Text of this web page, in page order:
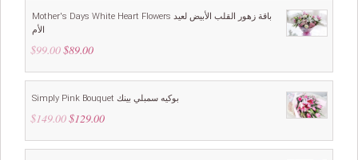
Mother's Days White Heart Flowers باقة زهور القلب الأبيض لعيد
الأم
$99.00 Original
was:
$89.00Current
is:
Simply Pink Bouquet بوكيه سمبلي بينك
$149.00 Original
was:
$129.00Current
is: